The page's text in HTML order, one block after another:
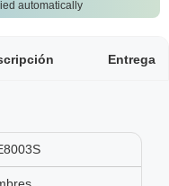
automatically
Entrega